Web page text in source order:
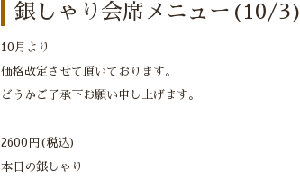
銀しゃり会席メニュー(10/3)
10月より
価格改定させて頂いております。
どうかご了承下お願い申し上げます。
2600円(税込)
本日の銀しゃり